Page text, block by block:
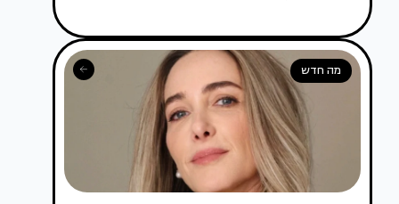
מה חדש